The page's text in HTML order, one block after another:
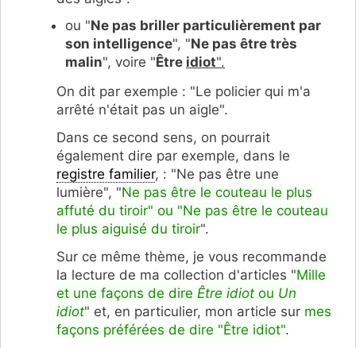
ou "Ne pas briller particulièrement par
son intelligence", "Ne pas être très
malin", voire "Être idiot".
On dit par exemple : "Le policier qui m'a
arrêté n'était pas un aigle".
Dans ce second sens, on pourrait
également dire par exemple, dans le
registre familier, : "Ne pas être une
lumière", "Ne pas être le couteau le plus
affuté du tiroir" ou "Ne pas être le couteau
le plus aiguisé du tiroir".
Sur ce même thème, je vous recommande
la lecture de ma collection d'articles "Mille
et une façons de dire Être idiot ou Un
idiot" et, en particulier, mon article sur mes
façons préférées de dire "Être idiot".